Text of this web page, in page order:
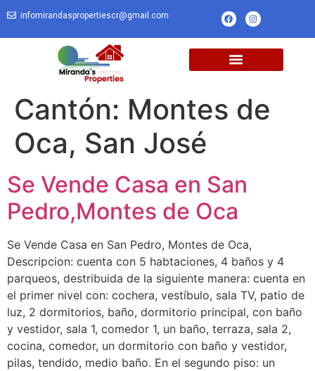
infomirandaspropertiescr@gmail.com
Cantón: Montes de
Oca, San José
Se Vende Casa en San
Pedro,Montes de Oca
Se Vende Casa en San Pedro, Montes de Oca,
Descripcion: cuenta con 5 habtaciones, 4 baños y 4
parqueos, destribuida de la siguiente manera: cuenta en
el primer nivel con: cochera, vestíbulo, sala TV, patio de
luz, 2 dormitorios, baño, dormitorio principal, con baño
y vestidor, sala 1, comedor 1, un baño, terraza, sala 2,
cocina, comedor, un dormitorio con baño y vestidor,
pilas, tendido, medio baño. En el segundo piso: un